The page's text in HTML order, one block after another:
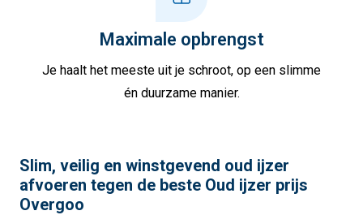
Maximale opbrengst
Je haalt het meeste uit je schroot, op een slimme
én duurzame manier.
Slim, veilig en winstgevend oud ijzer
afvoeren tegen de beste Oud ijzer prijs
Overgoo